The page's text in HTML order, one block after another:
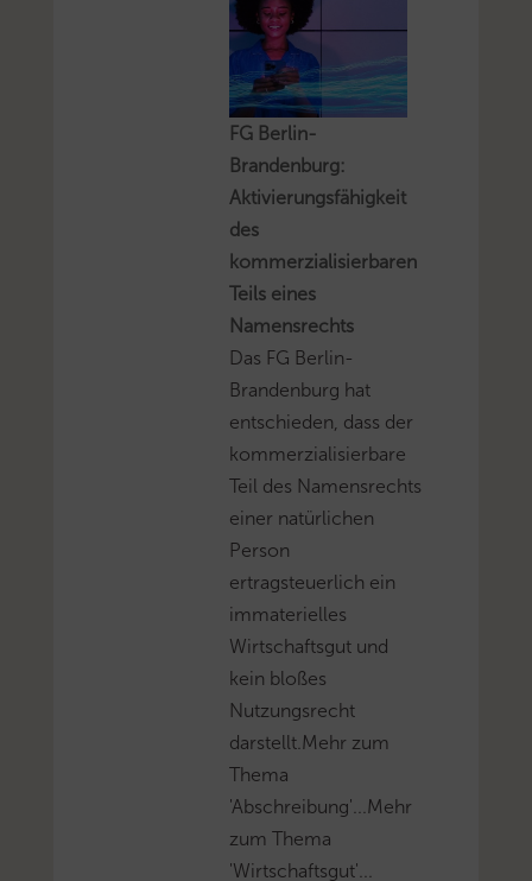
FG Berlin-
Brandenburg:
Aktivierungsfähigkeit
des
kommerzialisierbaren
Teils eines
Namensrechts
Das FG Berlin-
Brandenburg hat
entschieden, dass der
kommerzialisierbare
Teil des Namensrechts
einer natürlichen
Person
ertragsteuerlich ein
immaterielles
Wirtschaftsgut und
kein bloßes
Nutzungsrecht
darstellt.Mehr zum
Thema
'Abschreibung'...Mehr
zum Thema
'Wirtschaftsgut'...